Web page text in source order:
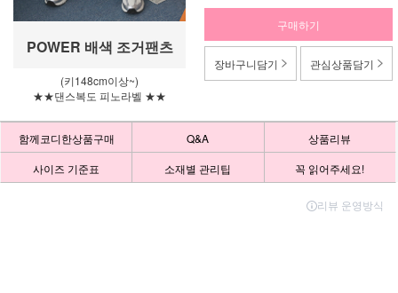
POWER 배색 조거팬츠
(키148cm이상~)
★★댄스복도 피노라벨 ★★
구매하기
장바구니담기 관심상품담기
함께코디한상품구매 Q&A
상품리뷰
사이즈 기준표
소재별 관리팁 꼭 읽어주세요!